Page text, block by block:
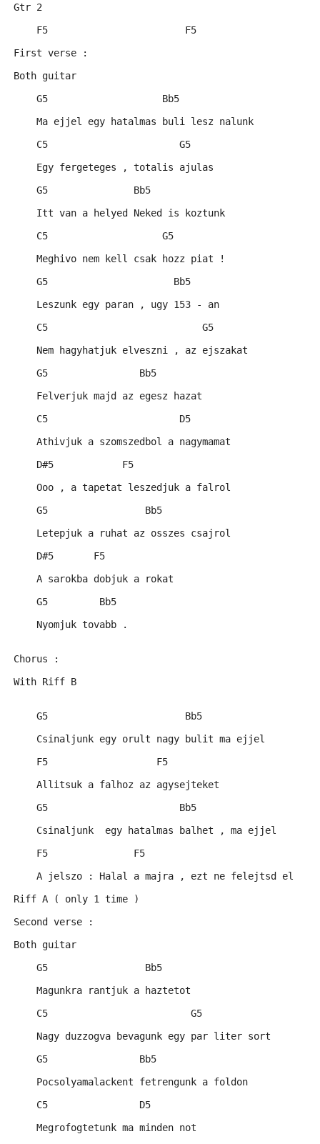
Gtr 2
    F5                        F5
First verse :
Both guitar
    G5                    Bb5
    Ma ejjel egy hatalmas buli lesz nalunk
    C5                       G5
    Egy fergeteges , totalis ajulas
    G5               Bb5
    Itt van a helyed Neked is koztunk
    C5                    G5
    Meghivo nem kell csak hozz piat !
    G5                      Bb5
    Leszunk egy paran , ugy 153 - an
    C5                           G5
    Nem hagyhatjuk elveszni , az ejszakat
    G5                Bb5
    Felverjuk majd az egesz hazat
    C5                       D5
    Athivjuk a szomszedbol a nagymamat
    D#5            F5
    Ooo , a tapetat leszedjuk a falrol
    G5                 Bb5
    Letepjuk a ruhat az osszes csajrol
    D#5       F5
    A sarokba dobjuk a rokat
    G5         Bb5
    Nyomjuk tovabb .
Chorus :
With Riff B
    G5                        Bb5
    Csinaljunk egy orult nagy bulit ma ejjel
    F5                   F5
    Allitsuk a falhoz az agysejteket
    G5                       Bb5
    Csinaljunk  egy hatalmas balhet , ma ejjel
    F5               F5
    A jelszo : Halal a majra , ezt ne felejtsd el
Riff A ( only 1 time )
Second verse :
Both guitar
    G5                 Bb5
    Magunkra rantjuk a haztetot
    C5                         G5
    Nagy duzzogva bevagunk egy par liter sort
    G5                Bb5
    Pocsolyamalackent fetrengunk a foldon
    C5                D5
    Megrofogtetunk ma minden not